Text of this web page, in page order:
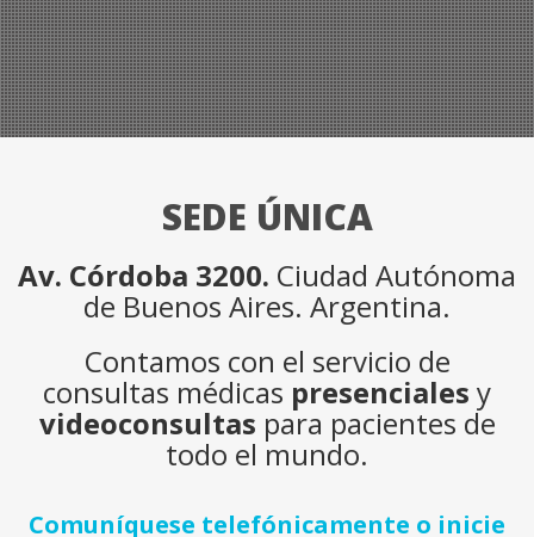
SEDE ÚNICA
Av. Córdoba 3200. Ciudad Autónoma
de Buenos Aires. Argentina.
Contamos con el servicio de
consultas médicas presenciales y
videoconsultas para pacientes de
todo el mundo.
Comuníquese telefónicamente o inicie